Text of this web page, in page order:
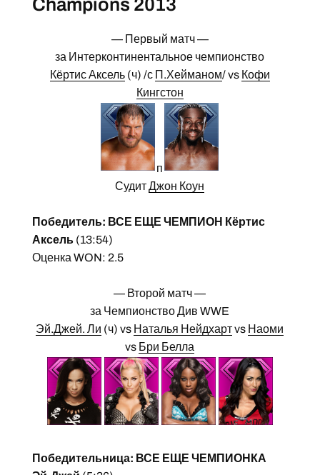
Champions 2013
— Первый матч —
за Интерконтинентальное чемпионство
Кёртис Аксель(ч) /с П.Хейманом/ vs Кофи
Кингстон
п
СудитДжон Коун
Победитель: ВСЕ ЕЩЕ ЧЕМПИОН Кёртис
Аксель(13:54)
Оценка WON: 2.5
— Второй матч —
за Чемпионство Див WWE
Эй.Джей. Ли (ч) vs Наталья Нейдхартvs Наоми
vs Бри Белла
Победительница: ВСЕ ЕЩЕ ЧЕМПИОНКА